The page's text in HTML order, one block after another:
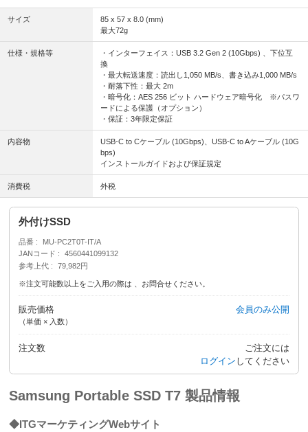
サイズ
85 x 57 x 8.0 (mm)
最大72g
仕様・規格等
・インターフェイス：USB 3.2 Gen 2 (10Gbps) 、下位互
換
・最大転送速度：読出し1,050 MB/s、書き込み1,000 MB/s
・耐落下性：最大 2m
・暗号化：AES 256 ビット ハードウェア暗号化 ※パスワ
ードによる保護（オプション）
・保証：3年限定保証
内容物
USB-C to Cケーブル (10Gbps)、USB-C to Aケーブル (10G
bps)
インストールガイドおよび保証規定
消費税 外税
外付けSSD
品番
MU-PC2T0T-IT/A
JANコード
4560441099132
参考上代
79,982円
※注文可能数以上をご入用の際は 、お問合せください。
販売価格
（単価 × 入数）
会員のみ公開
注文数
ご注文には
ログイン してください
Samsung Portable SSD T7 製品情報
◆ITGマーケティングWebサイト